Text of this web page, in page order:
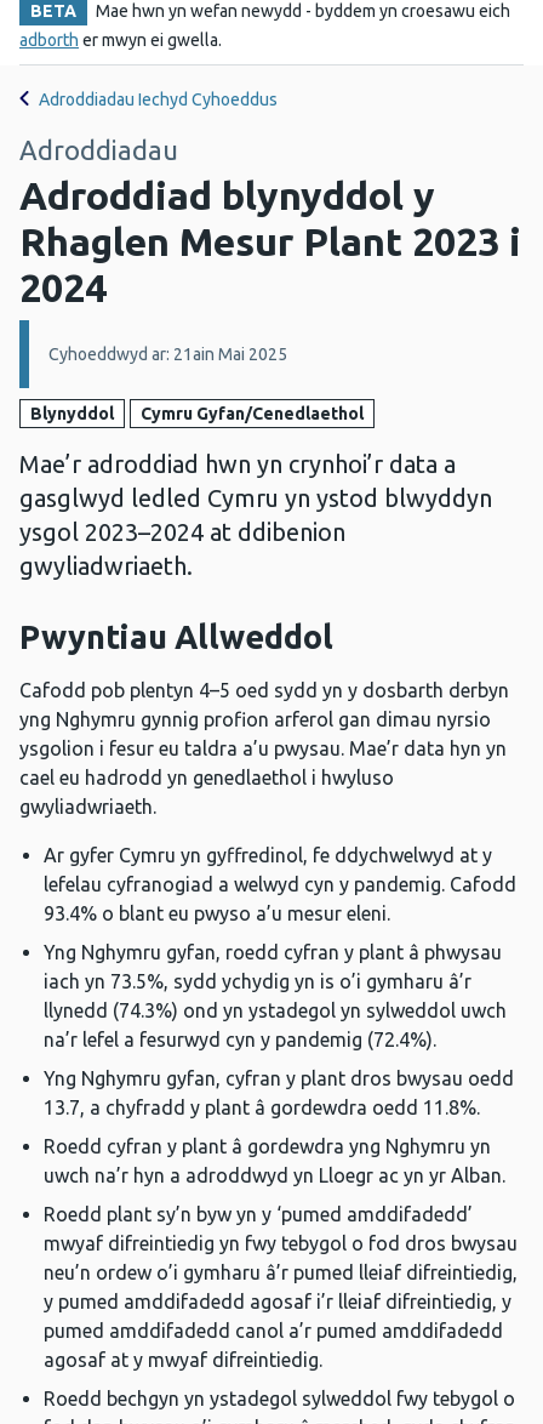
BETA
Mae hwn yn wefan newydd - byddem yn croesawu eich
adborth er mwyn ei gwella.
Adroddiadau Iechyd Cyhoeddus
Adroddiadau
Adroddiad blynyddol y
Rhaglen Mesur Plant 2023 i
2024
Manylion:
Cyhoeddwyd ar: 21ain Mai 2025
Blynyddol Cymru Gyfan/Cenedlaethol
Mae’r adroddiad hwn yn crynhoi’r data a
gasglwyd ledled Cymru yn ystod blwyddyn
ysgol 2023–2024 at ddibenion
gwyliadwriaeth.
Pwyntiau Allweddol
Cafodd pob plentyn 4–5 oed sydd yn y dosbarth derbyn
yng Nghymru gynnig profion arferol gan dimau nyrsio
ysgolion i fesur eu taldra a’u pwysau. Mae’r data hyn yn
cael eu hadrodd yn genedlaethol i hwyluso
gwyliadwriaeth.
Ar gyfer Cymru yn gyffredinol, fe ddychwelwyd at y
lefelau cyfranogiad a welwyd cyn y pandemig. Cafodd
93.4% o blant eu pwyso a’u mesur eleni.
Yng Nghymru gyfan, roedd cyfran y plant â phwysau
iach yn 73.5%, sydd ychydig yn is o’i gymharu â’r
llynedd (74.3%) ond yn ystadegol yn sylweddol uwch
na’r lefel a fesurwyd cyn y pandemig (72.4%).
Yng Nghymru gyfan, cyfran y plant dros bwysau oedd
13.7, a chyfradd y plant â gordewdra oedd 11.8%.
Roedd cyfran y plant â gordewdra yng Nghymru yn
uwch na’r hyn a adroddwyd yn Lloegr ac yn yr Alban.
Roedd plant sy’n byw yn y ‘pumed amddifadedd’
mwyaf difreintiedig yn fwy tebygol o fod dros bwysau
neu’n ordew o’i gymharu â’r pumed lleiaf difreintiedig,
y pumed amddifadedd agosaf i’r lleiaf difreintiedig, y
pumed amddifadedd canol a’r pumed amddifadedd
agosaf at y mwyaf difreintiedig.
Roedd bechgyn yn ystadegol sylweddol fwy tebygol o